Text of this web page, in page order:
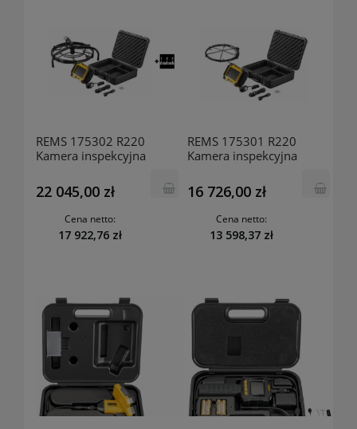
REMS 175302 R220
Kamera inspekcyjna
22 045,00 zł
Cena netto:
17 922,76 zł
REMS 175301 R220
Kamera inspekcyjna
16 726,00 zł
Cena netto:
13 598,37 zł